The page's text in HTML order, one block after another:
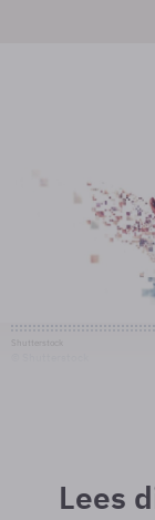
Lees